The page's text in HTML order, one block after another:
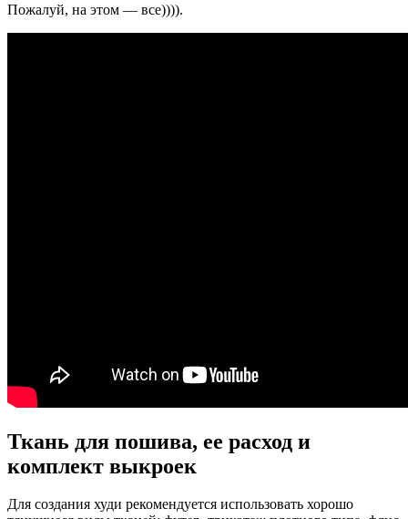
Пожалуй, на этом — все)))).
Ткань для пошива, ее расход и
комплект выкроек
Для создания худи рекомендуется использовать хорошо